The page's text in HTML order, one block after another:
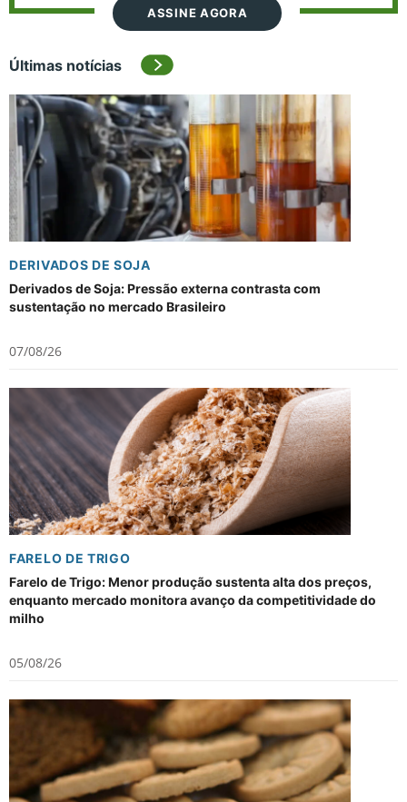
ASSINE AGORA
Últimas notícias
DERIVADOS DE SOJA
Derivados de Soja: Pressão externa contrasta com
sustentação no mercado Brasileiro
07/08/26
FARELO DE TRIGO
Farelo de Trigo: Menor produção sustenta alta dos preços,
enquanto mercado monitora avanço da competitividade do
milho
05/08/26